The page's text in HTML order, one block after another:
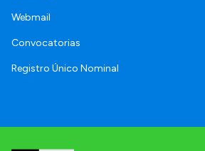
Webmail
Convocatorias
Registro Único Nominal